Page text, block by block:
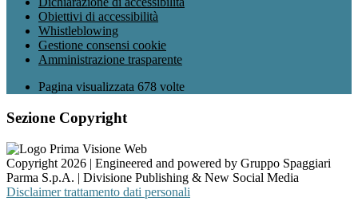
Obiettivi di accessibilità
Whistleblowing
Gestione consensi cookie
Amministrazione trasparente
Pagina visualizzata 678 volte
Sezione Copyright
Copyright 2026 | Engineered and powered by Gruppo Spaggiari
Parma S.p.A. | Divisione Publishing & New Social Media
Disclaimer trattamento dati personali